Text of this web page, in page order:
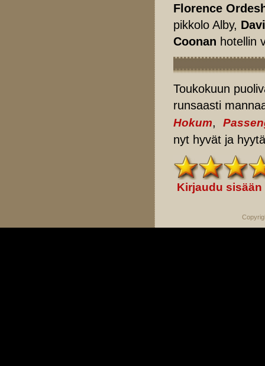
Florence
pikkolo Alby,
Coonan hotellin
Toukokuun
runsaasti
Hokum,
nyt hyvät ja
Kirjaudu sisään